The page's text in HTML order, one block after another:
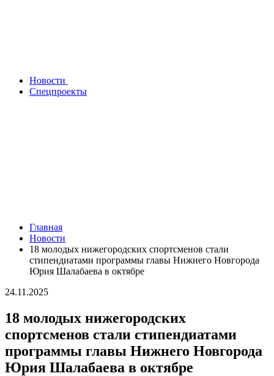
Новости
Спецпроекты
Главная
Новости
18 молодых нижегородских спортсменов стали
стипендиатами программы главы Нижнего Новгорода
Юрия Шалабаева в октябре
24.11.2025
18 молодых нижегородских
спортсменов стали стипендиатами
программы главы Нижнего Новгорода
Юрия Шалабаева в октябре